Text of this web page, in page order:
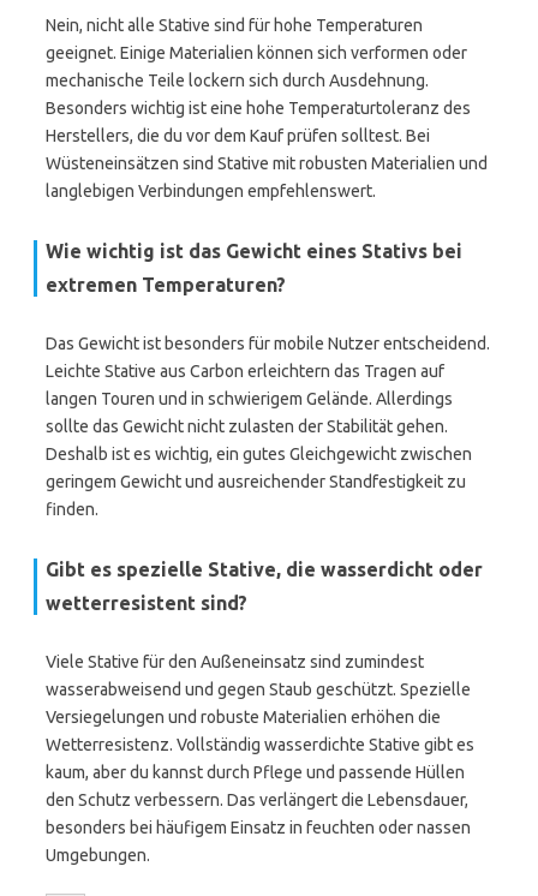
Nein, nicht alle Stative sind für hohe Temperaturen
geeignet. Einige Materialien können sich verformen oder
mechanische Teile lockern sich durch Ausdehnung.
Besonders wichtig ist eine hohe Temperaturtoleranz des
Herstellers, die du vor dem Kauf prüfen solltest. Bei
Wüsteneinsätzen sind Stative mit robusten Materialien und
langlebigen Verbindungen empfehlenswert.
Wie wichtig ist das Gewicht eines Stativs bei
extremen Temperaturen?
Das Gewicht ist besonders für mobile Nutzer entscheidend.
Leichte Stative aus Carbon erleichtern das Tragen auf
langen Touren und in schwierigem Gelände. Allerdings
sollte das Gewicht nicht zulasten der Stabilität gehen.
Deshalb ist es wichtig, ein gutes Gleichgewicht zwischen
geringem Gewicht und ausreichender Standfestigkeit zu
finden.
Gibt es spezielle Stative, die wasserdicht oder
wetterresistent sind?
Viele Stative für den Außeneinsatz sind zumindest
wasserabweisend und gegen Staub geschützt. Spezielle
Versiegelungen und robuste Materialien erhöhen die
Wetterresistenz. Vollständig wasserdichte Stative gibt es
kaum, aber du kannst durch Pflege und passende Hüllen
den Schutz verbessern. Das verlängert die Lebensdauer,
besonders bei häufigem Einsatz in feuchten oder nassen
Umgebungen.